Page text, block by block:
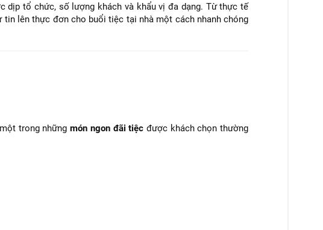
dịp tổ chức, số lượng khách và khẩu vị đa dạng. Từ thực tế
lên thực đơn cho buổi tiệc tại nhà một cách nhanh chóng
trong nhữngmón ngon đãi tiệc được khách chọn thường